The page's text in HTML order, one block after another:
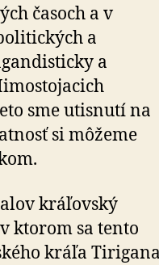
časoch a v
a
a
sme utisnutí na
si môžeme
kráľovský
ktorom sa tento
kráľa Tirigana